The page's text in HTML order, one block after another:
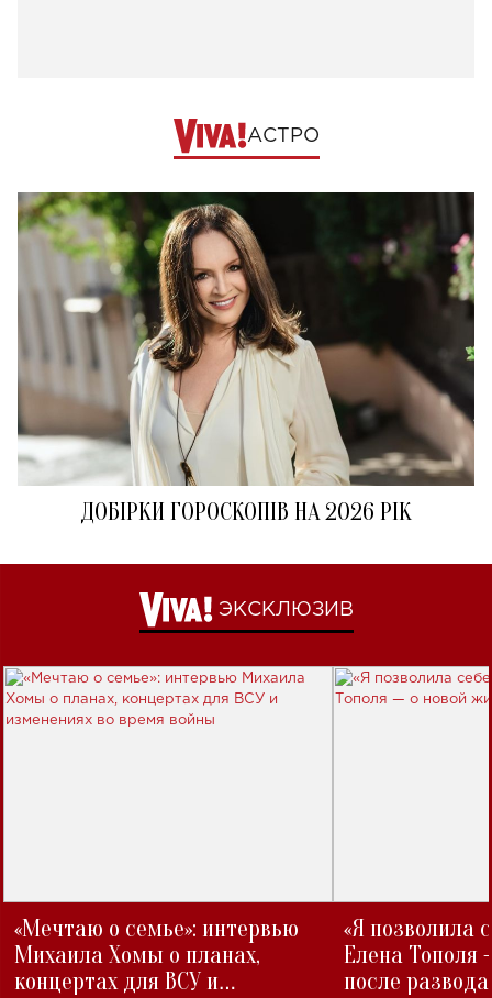
АСТРО
ДОБІРКИ ГОРОСКОПІВ НА 2026 РІК
ЭКСКЛЮЗИВ
«Мечтаю о семье»: интервью
Михаила Хомы о планах,
концертах для ВСУ и
«Я позволила
Елена Тополя
после развода